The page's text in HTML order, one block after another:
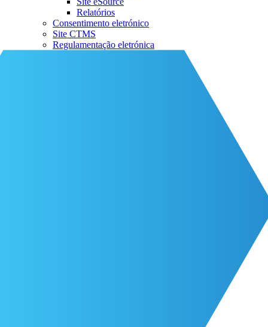
Relatórios
Consentimento eletrónico
Site CTMS
Regulamentação eletrónica